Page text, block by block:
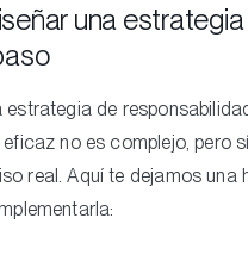
una
estrategia de
no es complejo, pero
real. Aquí te dejamos una